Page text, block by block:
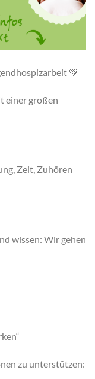
💚
einer großen
Zeit, Zuhören
wissen: Wir gehen
zu unterstützen: